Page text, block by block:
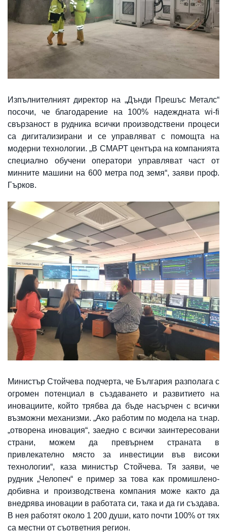
Изпълнителният директор на „Дънди Прешъс Металс“
посочи, че благодарение на 100% надеждната wi-fi
свързаност в рудника всички производствени процеси
са дигитализирани и се управляват с помощта на
модерни технологии. „В СМАРТ центъра на компанията
специално обучени оператори управляват част от
минните машини на 600 метра под земя“, заяви проф.
Гърков.
Министър Стойчева подчерта, че България разполага с
огромен потенциал в създаването и развитието на
иновациите, който трябва да бъде насърчен с всички
възможни механизми. „Ако работим по модела на т.нар.
„отворена иновация“, заедно с всички заинтересовани
страни, можем да превърнем страната в
привлекателно място за инвестиции във високи
технологии“, каза министър Стойчева. Тя заяви, че
рудник „Челопеч“ е пример за това как промишлено-
добивна и производствена компания може както да
внедрява иновации в работата си, така и да ги създава.
В нея работят около 1 200 души, като почти 100% от тях
са местни от съответния регион.